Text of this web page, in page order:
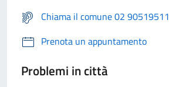
Chiama il comune 02 90519511
Prenota un appuntamento
Problemi in città